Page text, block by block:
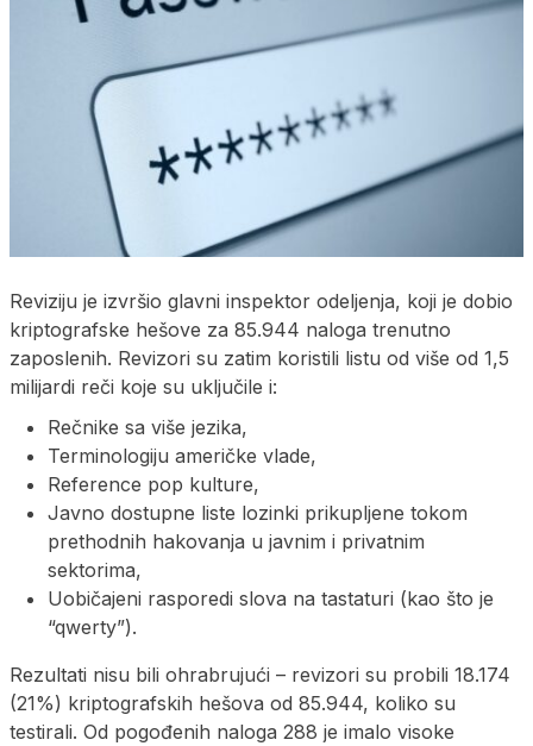
Reviziju je izvršio glavni inspektor odeljenja, koji je dobio
kriptografske hešove za 85.944 naloga trenutno
zaposlenih. Revizori su zatim koristili listu od više od 1,5
milijardi reči koje su uključile i:
Rečnike sa više jezika,
Terminologiju američke vlade,
Reference pop kulture,
Javno dostupne liste lozinki prikupljene tokom
prethodnih hakovanja u javnim i privatnim
sektorima,
Uobičajeni rasporedi slova na tastaturi (kao što je
“qwerty”).
Rezultati nisu bili ohrabrujući – revizori su probili 18.174
(21%) kriptografskih hešova od 85.944, koliko su
testirali. Od pogođenih naloga 288 je imalo visoke